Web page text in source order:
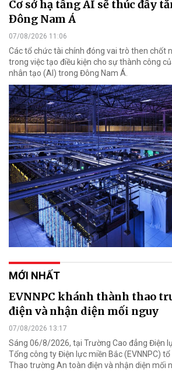
Cơ sở hạ tầng AI sẽ thúc đẩy
Đông Nam Á
07/08/2026 11:06
Các tổ chức tài chính đóng vai trò then chốt
trong việc tạo điều kiện cho sự thành công
nhân tạo (AI) trong Đông Nam Á.
MỚI NHẤT
EVNNPC khánh thành thao
điện và nhận diện mối nguy
07/08/2026 13:17
Sáng 06/8/2026, tại Trường Cao đẳng Điện
Tổng công ty Điện lực miền Bắc (EVNNPC)
Thao trường An toàn điện và nhận diện mối